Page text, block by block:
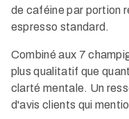
de caféine par portion
espresso standard.
Combiné aux 7
plus qualitatif que
clarté mentale. Un
d'avis clients qui